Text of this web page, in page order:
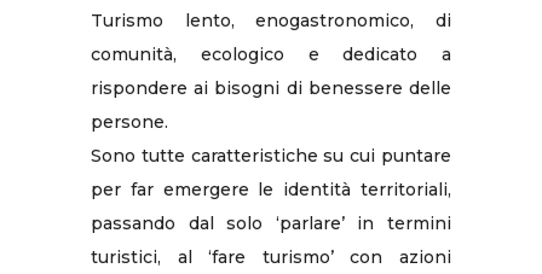
Turismo lento, enogastronomico, di
comunità, ecologico e dedicato a
rispondere ai bisogni di benessere delle
persone.
Sono tutte caratteristiche su cui puntare
per far emergere le identità territoriali,
passando dal solo ‘parlare’ in termini
turistici, al ‘fare turismo’ con azioni